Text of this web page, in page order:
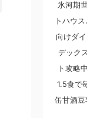
氷河期
トハウ
向けダ
デック
ト攻略
1.5食で
缶甘酒